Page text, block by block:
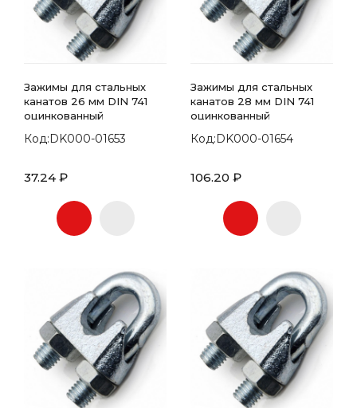
Зажимы для стальных
канатов 26 мм DIN 741
оцинкованный
Код:DK000-01653
37.24 ₽
Зажимы для стальных
канатов 28 мм DIN 741
оцинкованный
Код:DK000-01654
106.20 ₽